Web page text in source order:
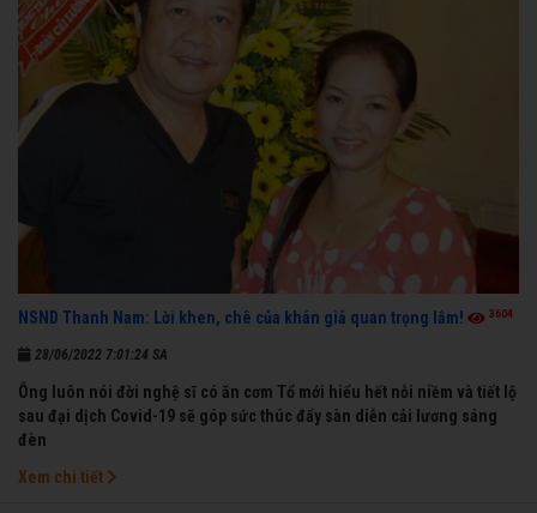
NSND Thanh Nam: Lời khen, chê của khán giả quan trọng lắm! 3604
28/06/2022 7:01:24 SA
Ông luôn nói đời nghệ sĩ có ăn cơm Tổ mới hiểu hết nỗi niềm và tiết lộ
sau đại dịch Covid-19 sẽ góp sức thúc đẩy sàn diễn cải lương sáng
đèn
Xem chi tiết